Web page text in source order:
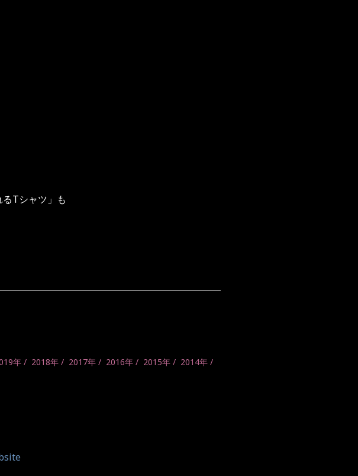
Tシャツ」も
年 2018年 2017年 2016年 2015年
2014年